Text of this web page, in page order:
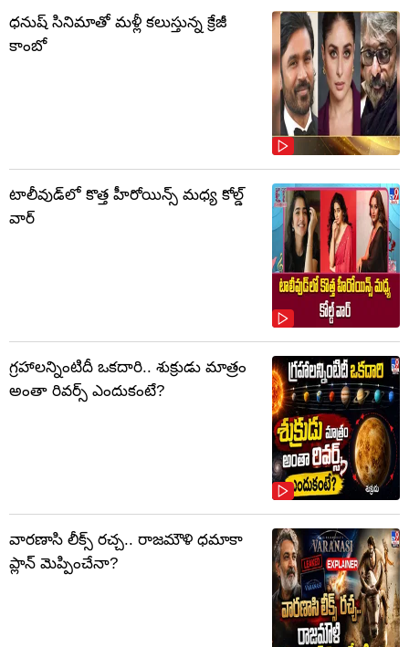
ధనుష్ సినిమాతో మళ్లీ కలుస్తున్న క్రేజీ
కాంబో
టాలీవుడ్‌లో కొత్త హీరోయిన్స్ మధ్య కోల్డ్
వార్
గ్రహాలన్నింటిదీ ఒకదారి.. శుక్రుడు మాత్రం
అంతా రివర్స్ ఎందుకంటే?
వారణాసి లీక్స్ రచ్చ.. రాజమౌళి ధమాకా
ప్లాన్ మెప్పించేనా?